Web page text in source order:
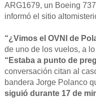
ARG1679, un Boeing
informó el sitio
“¿Vimos el OVNI de
de uno de los vuelos, a
“Estaba a punto de
conversación citan al
bandera Jorge Polanco
siguió durante 17 de